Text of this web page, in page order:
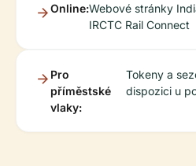
Online:Webové stránky
IRCTC Rail Connect
Pro
příměstské
vlaky:
Tokeny a
dispozici u